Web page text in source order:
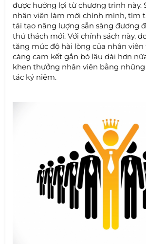
được hưởng lợi từ chương trình này.
nhân viên làm mới chính mình, tìm
tái tạo năng lượng sẵn sàng đương
thử thách mới. Với chính sách này,
tăng mức độ hài lòng của nhân
càng cam kết gắn bó lâu dài hơn
khen thưởng nhân viên bằng
tác kỷ niệm.